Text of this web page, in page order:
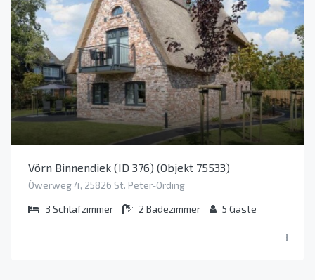
Vörn Binnendiek (ID 376) (Objekt 75533)
Öwerweg 4, 25826 St. Peter-Ording
3 Schlafzimmer 2 Badezimmer 5 Gäste